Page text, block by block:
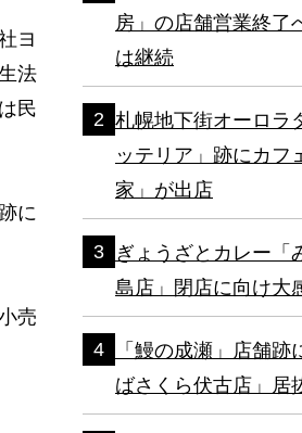
ヨ
法
民
に
売
房」の店舗営業終了
は継続
札幌地下街オーロラ
ッテリア」跡にカフ
家」が出店
ぎょうざとカレー「
島店」閉店に向け大
「鰻の成瀬」店舗跡
ばさくら伏古店」居